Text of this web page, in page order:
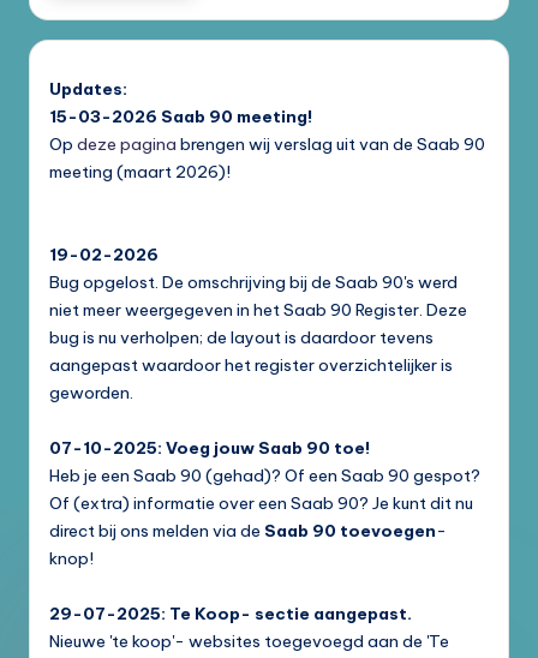
Updates:
15-03-2026 Saab 90 meeting!
Op deze pagina brengen wij verslag uit van de Saab 90
meeting (maart 2026)!
19-02-2026
Bug opgelost. De omschrijving bij de Saab 90's werd
niet meer weergegeven in het Saab 90 Register. Deze
bug is nu verholpen; de layout is daardoor tevens
aangepast waardoor het register overzichtelijker is
geworden.
07-10-2025: Voeg jouw Saab 90 toe!
Heb je een Saab 90 (gehad)? Of een Saab 90 gespot?
Of (extra) informatie over een Saab 90? Je kunt dit nu
direct bij ons melden via de Saab 90 toevoegen-
knop!
29-07-2025: Te Koop- sectie aangepast.
Nieuwe 'te koop'- websites toegevoegd aan de 'Te